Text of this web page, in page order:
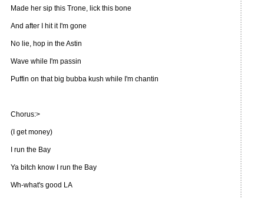
Made her sip this Trone, lick this bone
And after I hit it I'm gone
No lie, hop in the Astin
Wave while I'm passin
Puffin on that big bubba kush while I'm chantin
Chorus:>
(I get money)
I run the Bay
Ya bitch know I run the Bay
Wh-what's good LA